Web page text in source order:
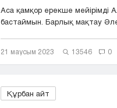
Аса қамқор ерекше мейірімді
бастаймын. Барлық мақтау
21 маусым 2023 13546 0
Құрбан айт